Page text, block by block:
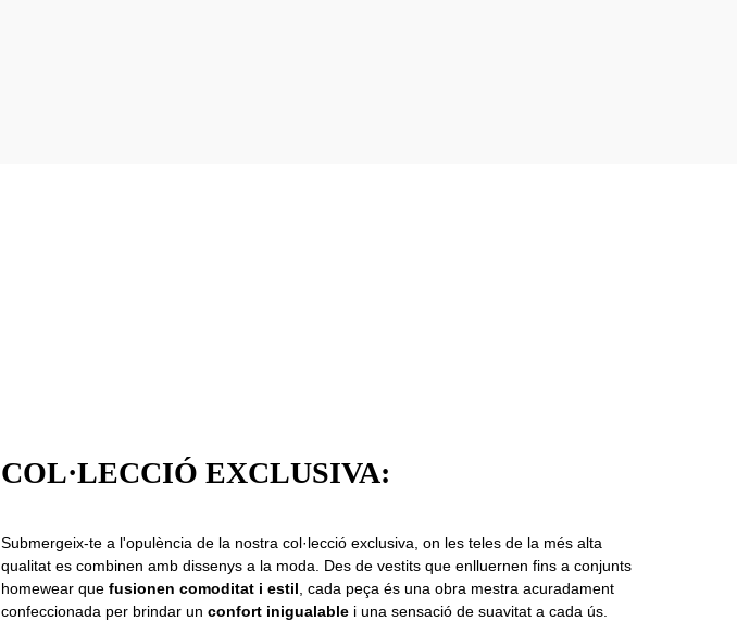
COL·LECCIÓ EXCLUSIVA:
Submergeix-te a l'opulència de la nostra col·lecció exclusiva, on les teles de la més alta
qualitat es combinen amb dissenys a la moda. Des de vestits que enlluernen fins a conjunts
homewear quefusionen comoditat i estil , cada peça és una obra mestra acuradament
confeccionada per brindar unconfort inigualable i una sensació de suavitat a cada ús.